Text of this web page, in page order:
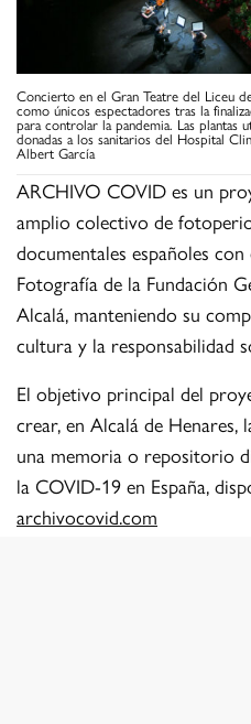
Concierto en el Gran Teatre del Liceu
como únicos espectadores tras la
para controlar la pandemia. Las plantas
donadas a los sanitarios del Hospital
Albert García
ARCHIVO COVID es un
amplio colectivo de
documentales españoles
Fotografía de la Fundación
Alcalá, manteniendo su
cultura y la responsabilidad
El objetivo principal del
crear, en Alcalá de Henares,
una memoria o repositorio
la COVID-19 en España,
archivocovid.com